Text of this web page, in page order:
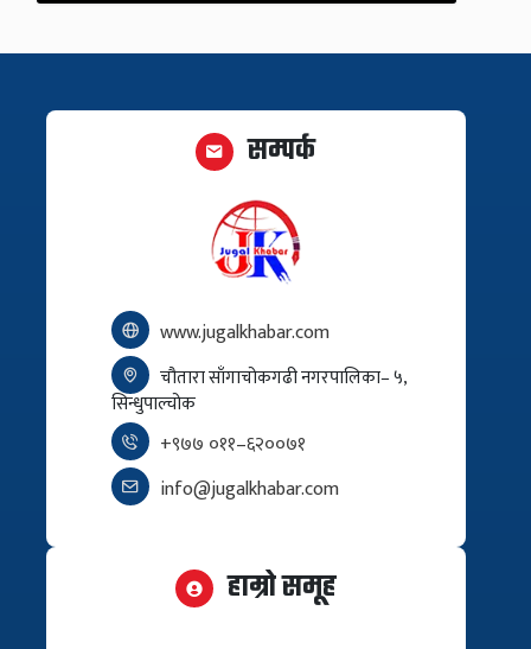
सम्पर्क
www.jugalkhabar.com
चौतारा साँगाचोकगढी नगरपालिका– ५,
सिन्धुपाल्चोक
+९७७ ०११–६२००७१
info@jugalkhabar.com
हाम्रो समूह